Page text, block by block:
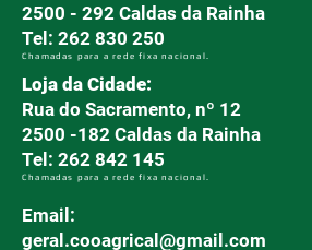
2500 - 292 Caldas da Rainha
Tel: 262 830 250
Chamadas para a rede fixa nacional.
Loja da Cidade:
Rua do Sacramento, nº 12
2500 -182 Caldas da Rainha
Tel: 262 842 145
Chamadas para a rede fixa nacional.
Email:
geral.cooagrical@gmail.com